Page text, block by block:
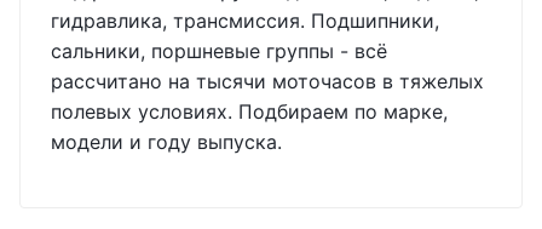
гидравлика, трансмиссия. Подшипники,
сальники, поршневые группы - всё
рассчитано на тысячи моточасов в тяжелых
полевых условиях. Подбираем по марке,
модели и году выпуска.